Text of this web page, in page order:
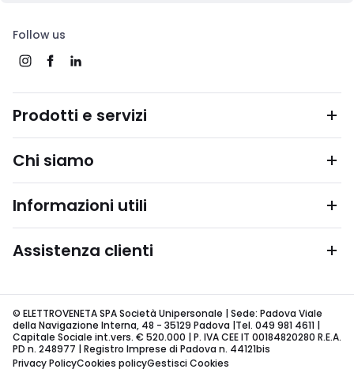
Follow us
Prodotti e servizi
Chi siamo
Informazioni utili
Assistenza clienti
© ELETTROVENETA SPA Società Unipersonale | Sede: Padova Viale
della Navigazione Interna, 48 - 35129 Padova |Tel. 049 981 4611 |
Capitale Sociale int.vers. € 520.000 | P. IVA CEE IT 00184820280 R.E.A.
PD n. 248977 | Registro Imprese di Padova n. 44121bis
Privacy PolicyCookies policyGestisci Cookies